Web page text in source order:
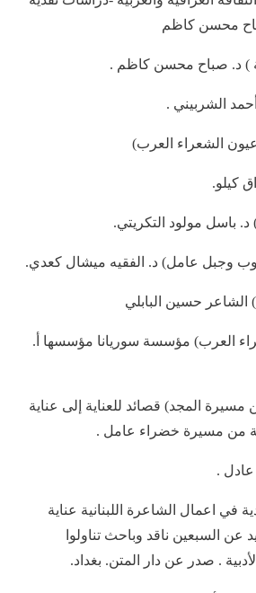
كيلو.
العرب) مؤسسة سوريانا مؤسسها أ.
مسيرة المجد) قصائد للعناية إلى عناية
من مسيرة خضراء عامل .
عادل .
في اعمال الشاعرة اللبنانية عناية
عن السبعين ناقد وباحث تناولوا
. صدر عن دار المتن. بغداد.